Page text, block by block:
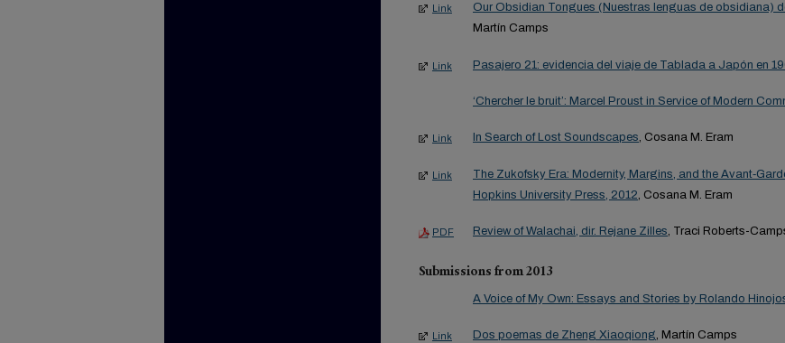
Link Our Obsidian Tongues (Nuestras lenguas de obsidiana)
Martín Camps
Link Pasajero 21: evidencia del viaje de Tablada a Japón en
‘Chercher le bruit’: Marcel Proust in Service of Modern
Link In Search of Lost Soundscapes, Cosana M. Eram
Link
The Zukofsky Era: Modernity, Margins, and the
Hopkins University Press, 2012 , Cosana M. Eram
PDF Review of Walachai, dir. Rejane Zilles, Traci Roberts-
Submissions from 2013
A Voice of My Own: Essays and Stories by Rolando
Link Dos poemas de Zheng Xiaoqiong, Martín Camps